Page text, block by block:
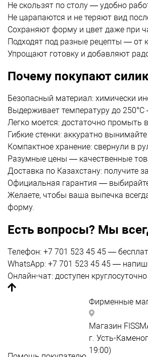
Не скользят по столу — удобно
Не царапаются и не теряют вид
Сохраняют форму и цвет даже при
Подходят под разные рецепты — от
Упрощают готовку и добавляют
Почему покупают
Безопасный материал: химически
Выдерживает температуру до
Легко моется: достаточно
Гибкие стенки: аккуратно
Компактное хранение: свернули в
Разумные цены — качественные
Доставка по Казахстану: получите
Официальная гарантия —
Желаете, чтобы ваша выпечка
форму.
Есть вопросы? Мы
Телефон: +7 701 523 45 45 —
WhatsApp: +7 701 523 45 45 —
Онлайн-чат: доступен
Фирменные
Магазин
г. Усть-
19:00)